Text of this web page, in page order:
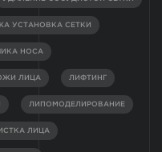
УСТАНОВКА СЕТКИ
НОСА
ЛИЦА ЛИФТИНГ
ЛИПОМОДЕЛИРОВАНИЕ
ЛИЦА